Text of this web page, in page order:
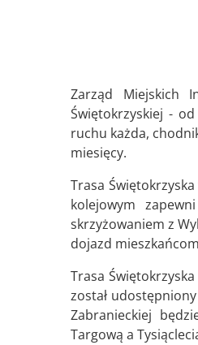
Zarząd Miejskich
Świętokrzyskiej -
ruchu każda,
miesięcy.
Trasa
kolejowym
skrzyżowaniem z
dojazd
Trasa
został
Zabranieckiej
Targową a